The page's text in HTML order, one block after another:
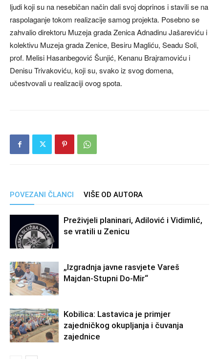
ljudi koji su na nesebičan način dali svoj doprinos i stavili se na
raspolaganje tokom realizacije samog projekta. Posebno se
zahvalio direktoru Muzeja grada Zenica Adnadinu Jašareviću i
kolektivu Muzeja grada Zenice, Besiru Magliću, Seadu Soli,
prof. Melisi Hasanbegović Šunjić, Kenanu Brajramoviću i
Denisu Trivakoviću, koji su, svako iz svog domena,
učestvovali u realizaciji ovog spota.
POVEZANI ČLANCI VIŠE OD AUTORA
Preživjeli planinari, Adilović i Vidimlić,
se vratili u Zenicu
„Izgradnja javne rasvjete Vareš
Majdan-Stupni Do-Mir“
Kobilica: Lastavica je primjer
zajedničkog okupljanja i čuvanja
zajednice